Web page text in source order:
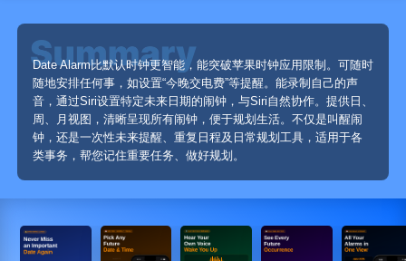
Date Alarm比默认时钟更智能，能突破苹果时钟应用限制。可随时
随地安排任何事，如设置“今晚交电费”等提醒。能录制自己的声
音，通过Siri设置特定未来日期的闹钟，与Siri自然协作。提供日、
周、月视图，清晰呈现所有闹钟，便于规划生活。不仅是叫醒闹
钟，还是一次性未来提醒、重复日程及日常规划工具，适用于各
类事务，帮您记住重要任务、做好规划。